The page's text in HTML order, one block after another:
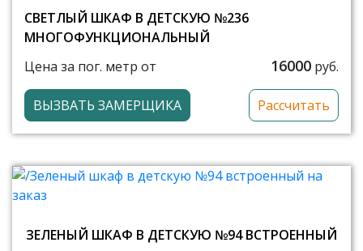
СВЕТЛЫЙ ШКАФ В ДЕТСКУЮ №236
МНОГОФУНКЦИОНАЛЬНЫЙ
Цена за пог. метр от
16000 руб.
ВЫЗВАТЬ ЗАМЕРЩИКА Рассчитать
ЗЕЛЕНЫЙ ШКАФ В ДЕТСКУЮ №94 ВСТРОЕННЫЙ